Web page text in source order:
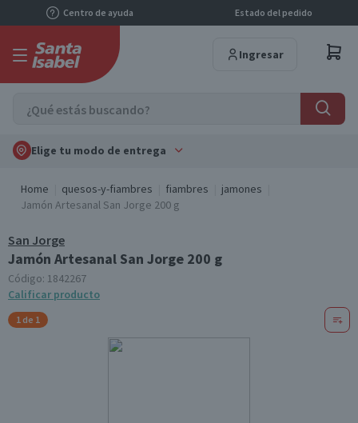
Centro de ayuda Estado del pedido
Ingresar
Elige tu modo de entrega
Home quesos-y-fiambres fiambres
jamones
Jamón Artesanal San Jorge 200 g
San Jorge
Jamón Artesanal San Jorge 200 g
Código: 1842267
Calificar producto
1 de 1